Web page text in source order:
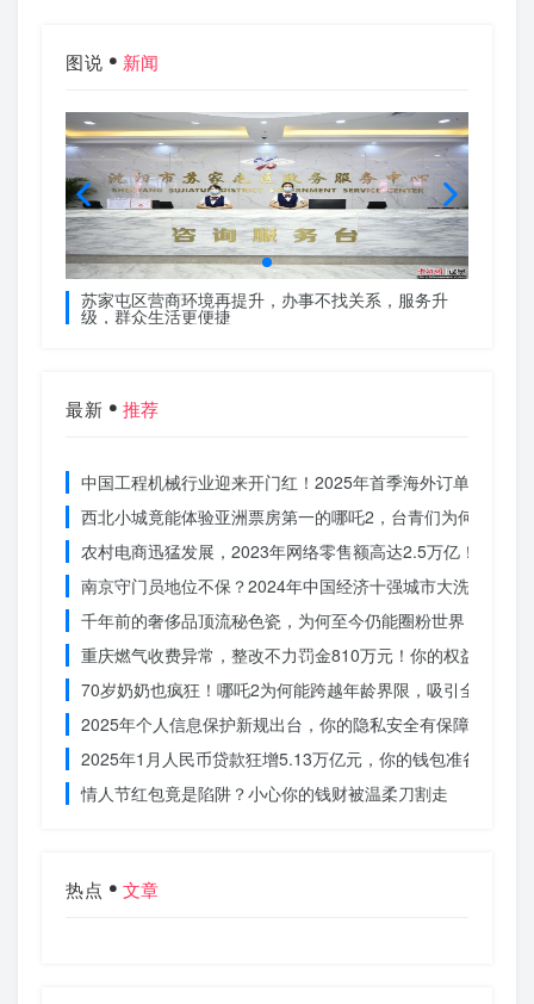
图说 新闻
苏家屯区营商环境再提升，办事不找关系，服务升
级，群众生活更便捷
最新 推荐
中国工程机械行业迎来开门红！2025年首季海外订单激增，
西北小城竟能体验亚洲票房第一的哪吒2，台青们为何如此惊
农村电商迅猛发展，2023年网络零售额高达2.5万亿！你还在
南京守门员地位不保？2024年中国经济十强城市大洗牌
千年前的奢侈品顶流秘色瓷，为何至今仍能圈粉世界？揭秘
重庆燃气收费异常，整改不力罚金810万元！你的权益被侵犯
70岁奶奶也疯狂！哪吒2为何能跨越年龄界限，吸引全民观影
2025年个人信息保护新规出台，你的隐私安全有保障了吗？
2025年1月人民币贷款狂增5.13万亿元，你的钱包准备好了吗
情人节红包竟是陷阱？小心你的钱财被温柔刀割走
热点 文章